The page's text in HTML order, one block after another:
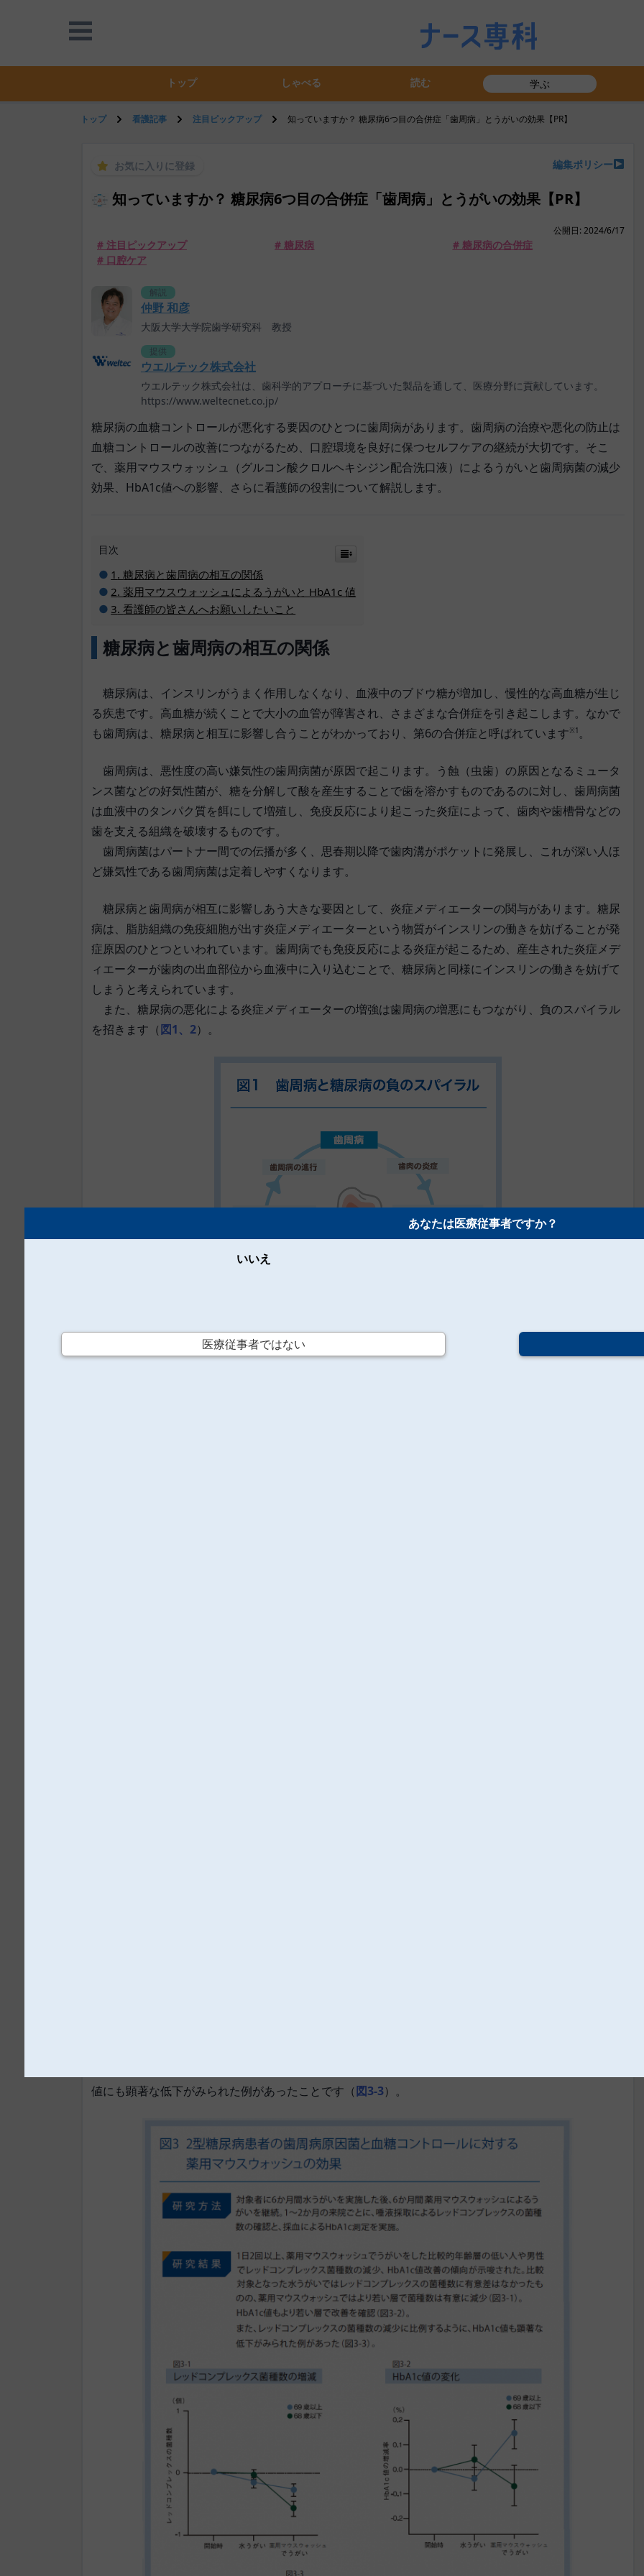
トップ しゃべる 読む 学ぶ
トップ 看護記事 注目ピックアップ 知っていますか？ 糖尿病6つ目の合併症「歯周病」とうがいの効果【PR】
お気に入りに登録 編集ポリシー
知っていますか？ 糖尿病6つ目の合併症「歯周病」とうがいの効果【PR】
公開日: 2024/6/17
# 注目ピックアップ # 糖尿病
# 糖尿病の合併症
# 口腔ケア
解説
仲野 和彦
大阪大学大学院歯学研究科 教授
提供
ウエルテック株式会社
ウエルテック株式会社は、歯科学的アプローチに基づいた製品を通して、医療分野に貢献しています。
https://www.weltecnet.co.jp/
糖尿病の血糖コントロールが悪化する要因のひとつに歯周病があります。歯周病の治療や悪化の防止は
血糖コントロールの改善につながるため、口腔環境を良好に保つセルフケアの継続が大切です。そこ
で、薬用マウスウォッシュ（グルコン酸クロルヘキシジン配合洗口液）によるうがいと歯周病菌の減少
効果、HbA1c値への影響、さらに看護師の役割について解説します。
目次
糖尿病と歯周病の相互の関係
薬用マウスウォッシュによるうがいと HbA1c 値
看護師の皆さんへお願いしたいこと
糖尿病と歯周病の相互の関係
糖尿病は、インスリンがうまく作用しなくなり、血液中のブドウ糖が増加し、慢性的な高血糖が生じ
る疾患です。高血糖が続くことで大小の血管が障害され、さまざまな合併症を引き起こします。なかで
も歯周病は、糖尿病と相互に影響し合うことがわかっており、第6の合併症と呼ばれています※1。
歯周病は、悪性度の高い嫌気性の歯周病菌が原因で起こります。う蝕（虫歯）の原因となるミュータ
ンス菌などの好気性菌が、糖を分解して酸を産生することで歯を溶かすものであるのに対し、歯周病菌
は血液中のタンパク質を餌にして増殖し、免疫反応により起こった炎症によって、歯肉や歯槽骨などの
歯を支える組織を破壊するものです。
歯周病菌はパートナー間での伝播が多く、思春期以降で歯肉溝がポケットに発展し、これが深い人ほ
ど嫌気性である歯周病菌は定着しやすくなります。
糖尿病と歯周病が相互に影響しあう大きな要因として、炎症メディエーターの関与があります。糖尿
病は、脂肪組織の免疫細胞が出す炎症メディエーターという物質がインスリンの働きを妨げることが発
症原因のひとつといわれています。歯周病でも免疫反応による炎症が起こるため、産生された炎症メデ
ィエーターが歯肉の出血部位から血液中に入り込むことで、糖尿病と同様にインスリンの働きを妨げて
しまうと考えられています。
また、糖尿病の悪化による炎症メディエーターの増強は歯周病の増悪にもつながり、負のスパイラル
を招きます（図1、2）。
値にも顕著な低下がみられた例があったことです（図3-3）。
あなたは医療従事者ですか？
いいえ
医療従事者ではない